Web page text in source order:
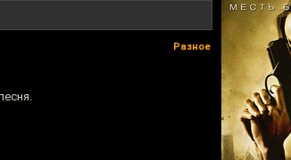
Разное